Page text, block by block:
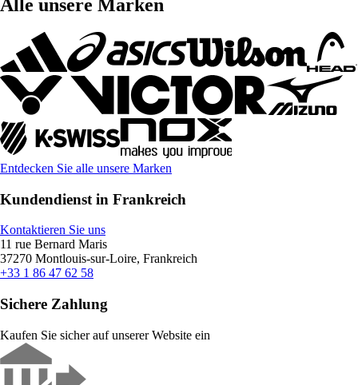
Alle unsere Marken
Entdecken Sie alle unsere Marken
Kundendienst in Frankreich
Kontaktieren Sie uns
11 rue Bernard Maris
37270 Montlouis-sur-Loire, Frankreich
+33 1 86 47 62 58
Sichere Zahlung
Kaufen Sie sicher auf unserer Website ein